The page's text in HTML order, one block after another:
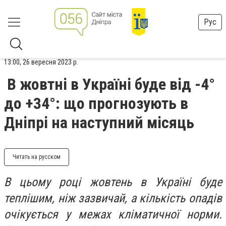
Рус
13:00, 26 вересня 2023 р.
В жовтні в Україні буде від -4°
до +34°: що прогнозують в
Дніпрі на наступний місяць
Читать на русском
В цьому році жовтень в Україні буде
теплішим, ніж зазвичай, а кількість опадів
очікується у межах кліматичної норми.